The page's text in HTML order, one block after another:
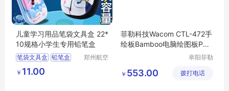
儿童学习用品笔袋文具盒 22*
10规格小学生专用铅笔盒
笔袋文具盒 铅笔盒
小学生笔盒
儿童学习用品
郑州航空
￥ 11.00
菲勒科技Wacom CTL-472手
绘板Bamboo电脑绘图板PS
阜阳菲勒
公司
￥ 553.00 拨打电话